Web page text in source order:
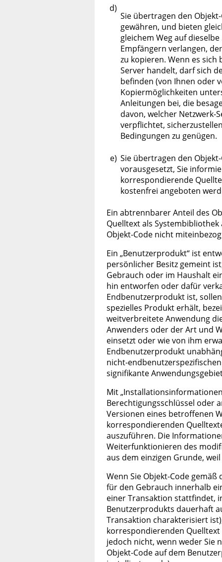
d)
Sie übertragen den
gewähren, und bieten
gleichem Weg auf
Empfängern verlangen,
zu kopieren. Wenn es
Server handelt, darf sich
befinden (von Ihnen oder
Kopiermöglichkeiten
Anleitungen bei, die
davon, welcher Netzwerk-
verpflichtet,
Bedingungen zu genügen.
e) Sie übertragen den
vorausgesetzt, Sie
korrespondierende
kostenfrei angeboten
Ein abtrennbarer Anteil des
Quelltext als
Objekt-Code nicht
Ein „Benutzerprodukt“ ist
persönlicher Besitz gemeint
Gebrauch oder im Haushalt
hin entworfen oder dafür
Endbenutzerprodukt ist,
spezielles Produkt erhält,
weitverbreitete Anwendung
Anwenders oder der Art und
einsetzt oder wie von ihm
Endbenutzerprodukt
nicht-
signifikante
Mit
Berechtigungsschlüssel oder
Versionen eines betroffenen
korrespondierenden
auszuführen. Die
Weiterfunktionieren des
aus dem einzigen Grunde,
Wenn Sie Objekt-Code
für den Gebrauch innerhalb
einer Transaktion stattfindet,
Benutzerprodukts dauerhaft
Transaktion charakterisiert
korrespondierenden
jedoch nicht, wenn weder
Objekt-Code auf dem